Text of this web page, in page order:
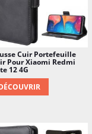
Cuir Portefeuille
Pour Xiaomi Redmi
12 4G